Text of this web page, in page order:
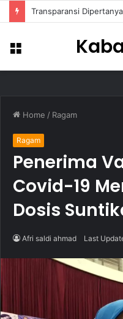
Menu
Home / Ragam
Ragam
Penerima
Covid-19
Dosis
Afri saldi ahmad Last